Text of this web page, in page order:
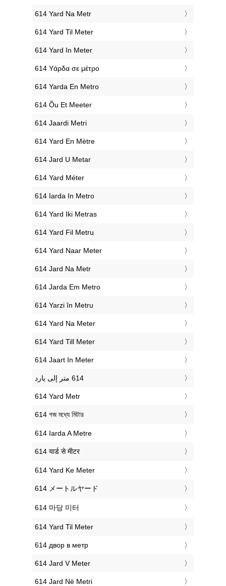
‎614 Yard Na Metr
‎614 Yard Til Meter
‎614 Yard In Meter
‎614 Υάρδα σε μέτρο
‎614 Yarda En Metro
‎614 Õu Et Meeter
‎614 Jaardi Metri
‎614 Yard En Mètre
‎614 Jard U Metar
‎614 Yard Méter
‎614 Iarda In Metro
‎614 Yard Iki Metras
‎614 Yard Fil Metru
‎614 Yard Naar Meter
‎614 Jard Na Metr
‎614 Jarda Em Metro
‎614 Yarzi în Metru
‎614 Yard Na Meter
‎614 Yard Till Meter
‎614 Jaart In Meter
‎614 Yard Metr
‎614 গজ মধ্যে মিটার
‎614 Iarda A Metre
‎614 यार्ड से मीटर
‎614 Yard Ke Meter
‎614 メートルヤード
‎614 마당 미터
‎614 Yard Til Meter
‎614 двор в метр
‎614 Jard V Meter
‎614 Jard Në Metri